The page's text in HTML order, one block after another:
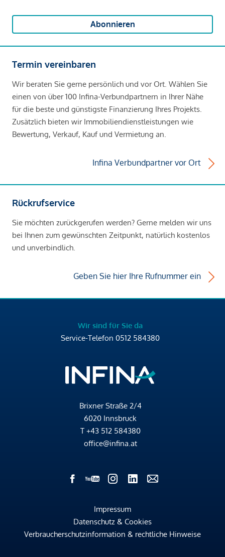
Abonnieren
Termin vereinbaren
Wir beraten Sie gerne persönlich und vor Ort. Wählen Sie
einen von über 100 Infina-Verbundpartnern in Ihrer Nähe
für die beste und günstigste Finanzierung Ihres Projekts.
Zusätzlich bieten wir Immobiliendienstleistungen wie
Bewertung, Verkauf, Kauf und Vermietung an.
Infina Verbundpartner vor Ort
Rückrufservice
Sie möchten zurückgerufen werden? Gerne melden wir uns
bei Ihnen zum gewünschten Zeitpunkt, natürlich kostenlos
und unverbindlich.
Geben Sie hier Ihre Rufnummer ein
Wir sind für Sie da
Service-Telefon 0512 584380
Brixner Straße 2/4
6020 Innsbruck
T +43 512 584380
office@infina.at
Impressum
Datenschutz & Cookies
Verbraucherschutzinformation & rechtliche Hinweise